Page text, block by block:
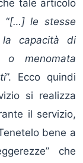
tale articolo
“[…] le stesse
la capacità di
menomata
”. Ecco quindi
si realizza
il servizio,
bene a
che